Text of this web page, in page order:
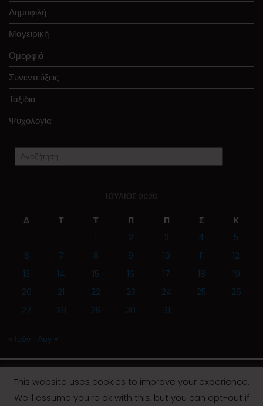
Δημοφιλή
Μαγειρική
Ομορφιά
Συνεντεύξεις
Ταξίδια
Ψυχολογία
ΙΟΎΛΙΟΣ 2026
Δ Τ Τ Π Π Σ
Κ
1
2 3 4
5
6
7 8 9 10 11
12
13
14 15 16 17 18
19
20
21 22 23 24 25
26
27
28 29 30 31
« Ιούν Αυγ »
This website uses cookies to improve your experience.
We'll assume you're ok with this, but you can opt-out if